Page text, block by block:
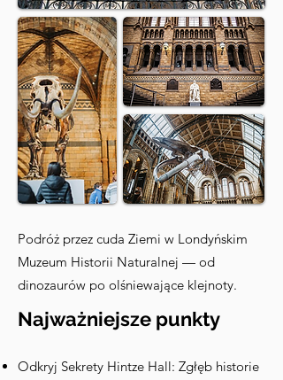
Podróż przez cuda Ziemi w Londyńskim
Muzeum Historii Naturalnej — od
dinozaurów po olśniewające klejnoty.
Najważniejsze punkty
Odkryj Sekrety Hintze Hall: Zgłęb historie